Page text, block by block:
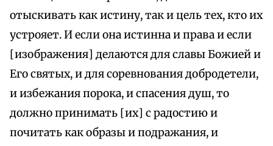
отыскивать как истину, так и цель тех, кто их
устрояет. И если она истинна и права и если
[изображения] делаются для славы Божией и
Его святых, и для соревнования добродетели,
и избежания порока, и спасения душ, то
должно принимать [их] с радостию и
почитать как образы и подражания, и